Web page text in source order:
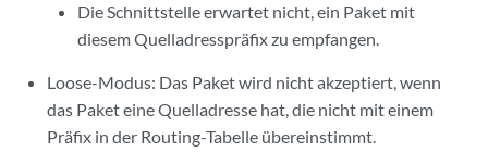
Die Schnittstelle erwartet nicht, ein Paket mit
diesem Quelladresspräfix zu empfangen.
Loose-Modus: Das Paket wird nicht akzeptiert, wenn
das Paket eine Quelladresse hat, die nicht mit einem
Präfix in der Routing-Tabelle übereinstimmt.